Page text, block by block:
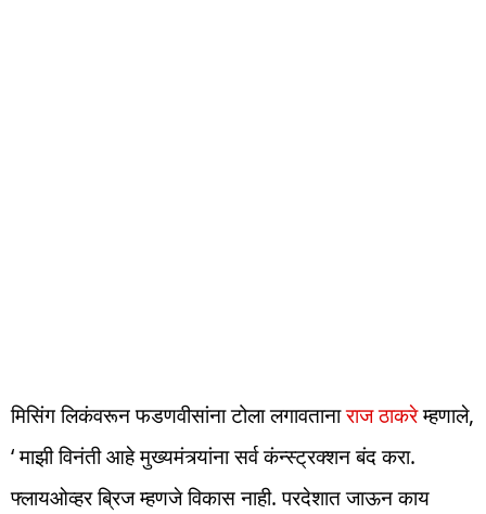
मिसिंग लिकंवरून फडणवीसांना टोला लगावतानाराज ठाकरेम्हणाले,
‘ माझी विनंती आहे मुख्यमंत्र्यांना सर्व कंन्स्ट्रक्शन बंद करा.
फ्लायओव्हर ब्रिज म्हणजे विकास नाही. परदेशात जाऊन काय